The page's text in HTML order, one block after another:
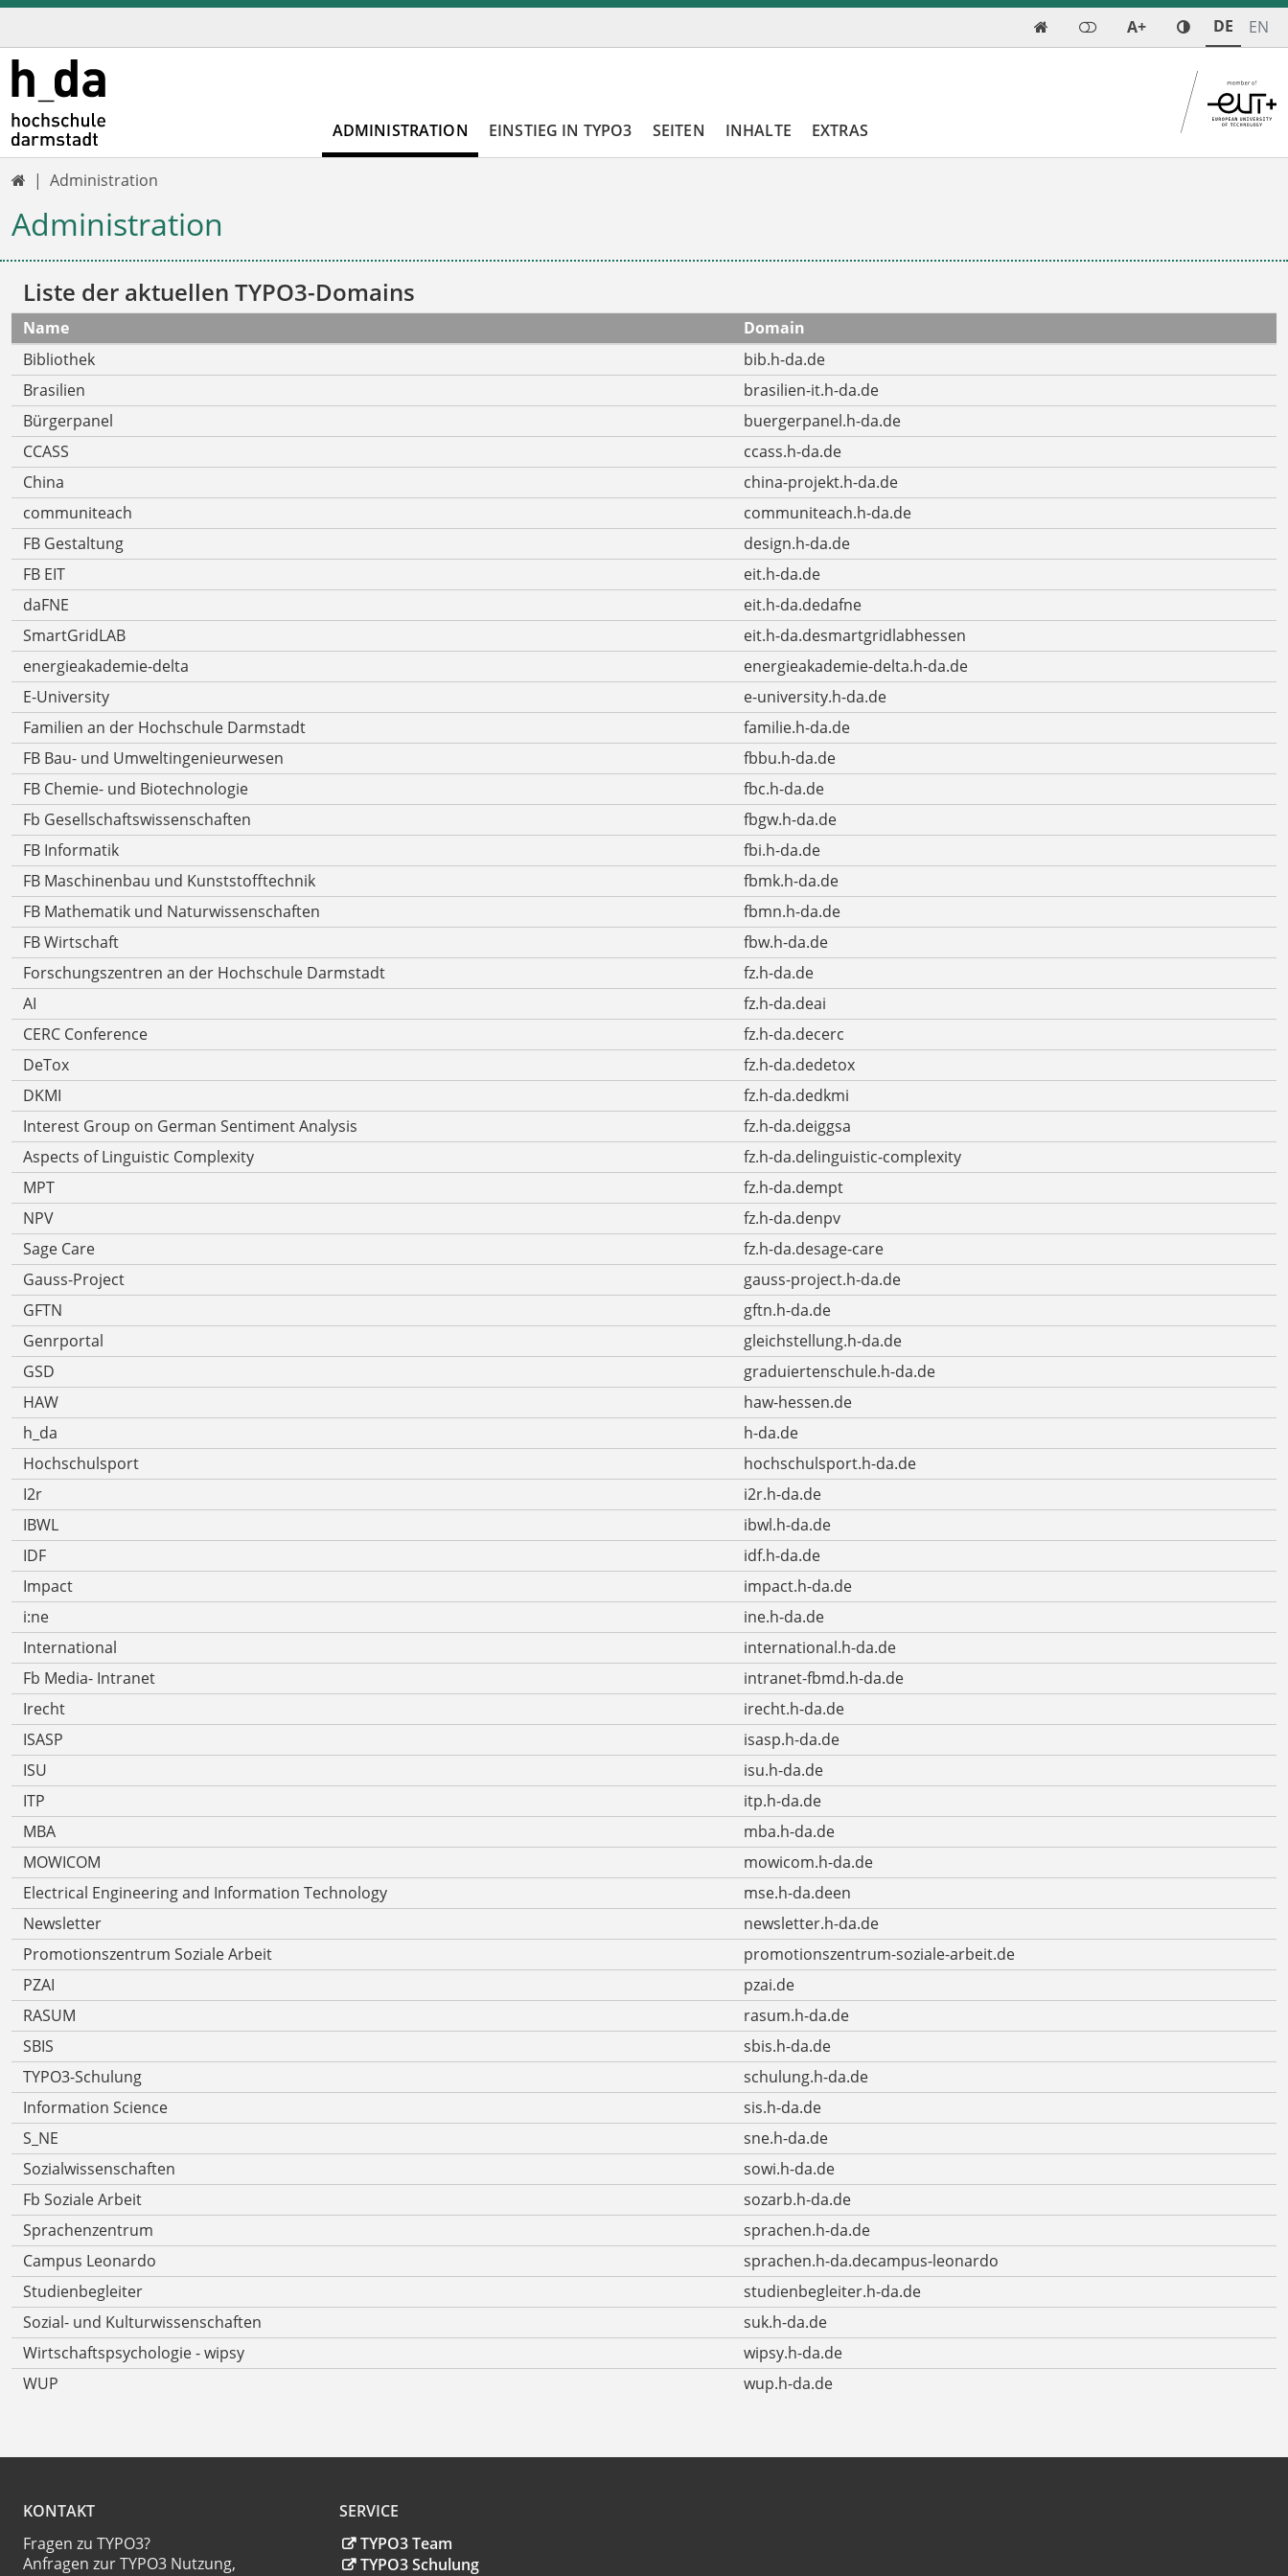
 A+ DE EN
ADMINISTRATION EINSTIEG IN TYPO3 SEITEN INHALTE EXTRAS
 Administration
Administration
Liste der aktuellen TYPO3-Domains
Name
Domain
Bibliothek
bib.h-da.de
Brasilien
brasilien-it.h-da.de
Bürgerpanel
buergerpanel.h-da.de
CCASS
ccass.h-da.de
China
china-projekt.h-da.de
communiteach
communiteach.h-da.de
FB Gestaltung
design.h-da.de
FB EIT
eit.h-da.de
daFNE
eit.h-da.dedafne
SmartGridLAB
eit.h-da.desmartgridlabhessen
energieakademie-delta
energieakademie-delta.h-da.de
E-University
e-university.h-da.de
Familien an der Hochschule Darmstadt
familie.h-da.de
FB Bau- und Umweltingenieurwesen
fbbu.h-da.de
FB Chemie- und Biotechnologie
fbc.h-da.de
Fb Gesellschaftswissenschaften
fbgw.h-da.de
FB Informatik
fbi.h-da.de
FB Maschinenbau und Kunststofftechnik
fbmk.h-da.de
FB Mathematik und Naturwissenschaften
fbmn.h-da.de
FB Wirtschaft
fbw.h-da.de
Forschungszentren an der Hochschule Darmstadt
fz.h-da.de
AI
fz.h-da.deai
CERC Conference
fz.h-da.decerc
DeTox
fz.h-da.dedetox
DKMI
fz.h-da.dedkmi
Interest Group on German Sentiment Analysis
fz.h-da.deiggsa
Aspects of Linguistic Complexity
fz.h-da.delinguistic-complexity
MPT
fz.h-da.dempt
NPV
fz.h-da.denpv
Sage Care
fz.h-da.desage-care
Gauss-Project
gauss-project.h-da.de
GFTN
gftn.h-da.de
Genrportal
gleichstellung.h-da.de
GSD
graduiertenschule.h-da.de
HAW
haw-hessen.de
h_da
h-da.de
Hochschulsport
hochschulsport.h-da.de
I2r
i2r.h-da.de
IBWL
ibwl.h-da.de
IDF
idf.h-da.de
Impact
impact.h-da.de
i:ne
ine.h-da.de
International
international.h-da.de
Fb Media- Intranet
intranet-fbmd.h-da.de
Irecht
irecht.h-da.de
ISASP
isasp.h-da.de
ISU
isu.h-da.de
ITP
itp.h-da.de
MBA
mba.h-da.de
MOWICOM
mowicom.h-da.de
Electrical Engineering and Information Technology
mse.h-da.deen
Newsletter
newsletter.h-da.de
Promotionszentrum Soziale Arbeit
promotionszentrum-soziale-arbeit.de
PZAI
pzai.de
RASUM
rasum.h-da.de
SBIS
sbis.h-da.de
TYPO3-Schulung
schulung.h-da.de
Information Science
sis.h-da.de
S_NE
sne.h-da.de
Sozialwissenschaften
sowi.h-da.de
Fb Soziale Arbeit
sozarb.h-da.de
Sprachenzentrum
sprachen.h-da.de
Campus Leonardo
sprachen.h-da.decampus-leonardo
Studienbegleiter
studienbegleiter.h-da.de
Sozial- und Kulturwissenschaften
suk.h-da.de
Wirtschaftspsychologie - wipsy
wipsy.h-da.de
WUP
wup.h-da.de
KONTAKT
Fragen zu TYPO3?
Anfragen zur TYPO3 Nutzung,
SERVICE
TYPO3 Team
TYPO3 Schulung